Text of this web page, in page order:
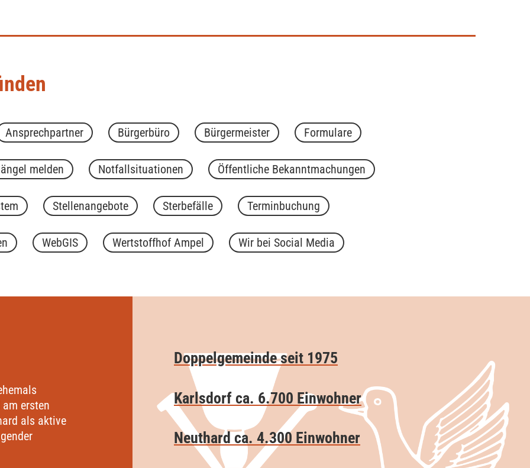
Ansprechpartner Bürgerbüro Bürgermeister Formulare
melden Notfallsituationen Öffentliche Bekanntmachungen
Stellenangebote Sterbefälle Terminbuchung
WebGIS Wertstoffhof Ampel Wir bei Social Media
ersten
als aktive
Doppelgemeinde seit 1975
Karlsdorf ca. 6.700 Einwohner
Neuthard ca. 4.300 Einwohner